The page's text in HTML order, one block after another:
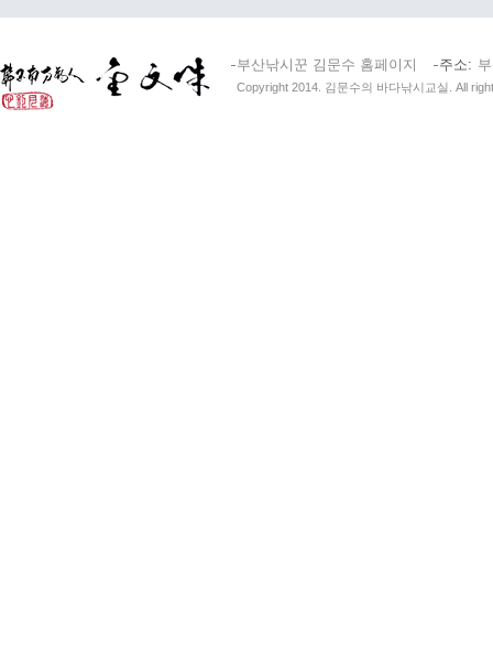
부산낚시꾼 김문수 홈페이지 주소
Copyright 2014. 김문수의 바다낚시교실. All